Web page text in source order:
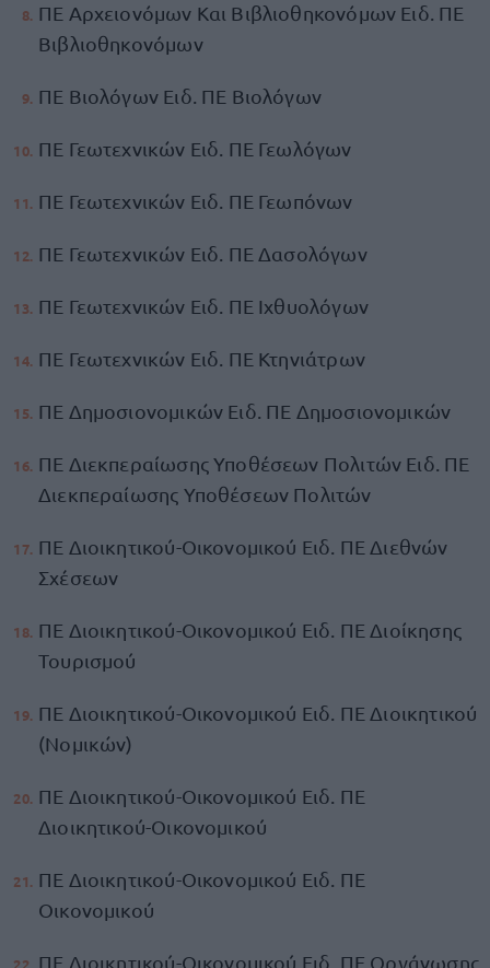
ΠΕ Αρχειονόμων Και Βιβλιοθηκονόμων Ειδ. ΠΕ
Βιβλιοθηκονόμων
ΠΕ Βιολόγων Ειδ. ΠΕ Βιολόγων
ΠΕ Γεωτεχνικών Ειδ. ΠΕ Γεωλόγων
ΠΕ Γεωτεχνικών Ειδ. ΠΕ Γεωπόνων
ΠΕ Γεωτεχνικών Ειδ. ΠΕ Δασολόγων
ΠΕ Γεωτεχνικών Ειδ. ΠΕ Ιχθυολόγων
ΠΕ Γεωτεχνικών Ειδ. ΠΕ Κτηνιάτρων
ΠΕ Δημοσιονομικών Ειδ. ΠΕ Δημοσιονομικών
ΠΕ Διεκπεραίωσης Υποθέσεων Πολιτών Ειδ. ΠΕ
Διεκπεραίωσης Υποθέσεων Πολιτών
ΠΕ Διοικητικού-Οικονομικού Ειδ. ΠΕ Διεθνών
Σχέσεων
ΠΕ Διοικητικού-Οικονομικού Ειδ. ΠΕ Διοίκησης
Τουρισμού
ΠΕ Διοικητικού-Οικονομικού Ειδ. ΠΕ Διοικητικού
(Νομικών)
ΠΕ Διοικητικού-Οικονομικού Ειδ. ΠΕ
Διοικητικού-Οικονομικού
ΠΕ Διοικητικού-Οικονομικού Ειδ. ΠΕ
Οικονομικού
ΠΕ Διοικητικού-Οικονομικού Ειδ. ΠΕ Οργάνωσης